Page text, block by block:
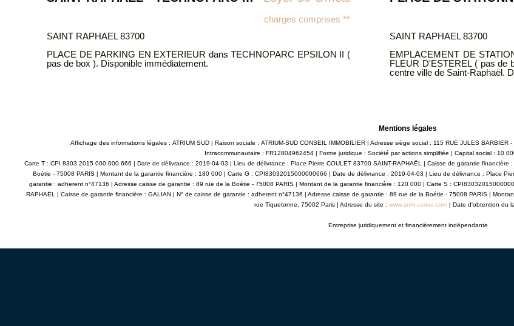
dans TECHNOPARC EPSILON II (
EMPLACEMENT DE STATIONNEMENT EN EXTERIEUR dans
FLEUR D'ESTEREL ( pas de box ), à 10 min de l'accès autoroute, 5 min
centre ville de Saint-Raphaël. Disponible immédiatement.
Mentions légales
Affichage des informations légales : ATRIUM SUD | Raison sociale : ATRIUM-SUD CONSEIL IMMOBILIER | Adresse siège social : 115 RUE JULES
Intracommunautaire : FR12804962454 | Forme juridique : Société par actions simplifiée | Capital social : 10
Carte T : CPI 8303 2015 000 000 666 | Date de délivrance : 2019-04-03 | Lieu de délivrance : Place Pierre COULET 83700 SAINT-RAPHAËL | Caisse de garantie
Boétie - 75008 PARIS | Montant de la garantie financière : 180 000 | Carte G : CPI83032015000000666 | Date de délivrance : 2019-04-03 | Lieu de délivrance : Place
garantie : adherent n°47136 | Adresse caisse de garantie : 89 rue de la Boétie - 75008 PARIS | Montant de la garantie financière : 120 000 | Carte S :
RAPHAËL | Caisse de garantie financière : GALIAN | N° de caisse de garantie : adherent n°47136 | Adresse caisse de garantie : 89 rue de la Boétie - 75008 PARIS |
rue Tiquetonne, 75002 Paris | Adresse du site : www.anm-conso.com| Date d'obtention du
Entreprise juridiquement et financièrement indépendante